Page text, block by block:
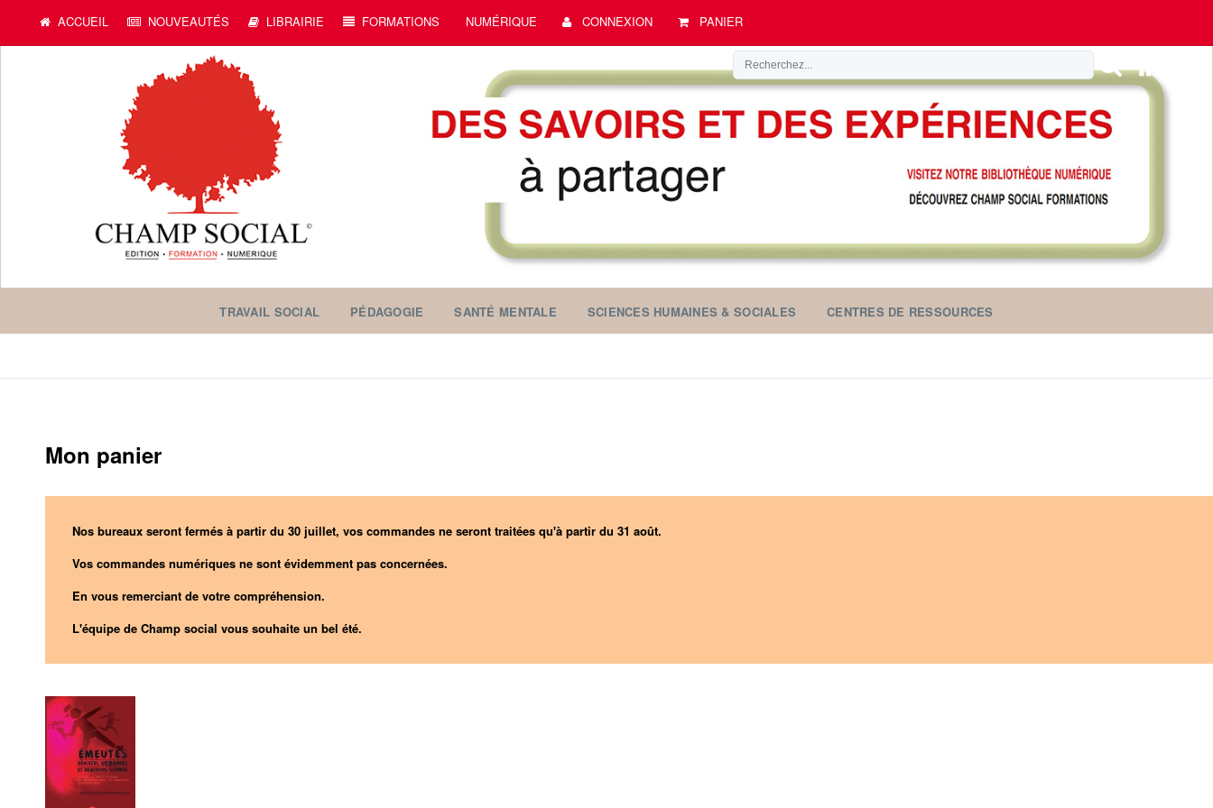
ACCUEIL NOUVEAUTÉS LIBRAIRIE FORMATIONS NUMÉRIQUE CONNEXION PANIER
TRAVAIL SOCIAL PÉDAGOGIE SANTÉ MENTALE SCIENCES HUMAINES & SOCIALES CENTRES DE RESSOURCES
Mon panier
Nos bureaux seront fermés à partir du 30 juillet, vos commandes ne seront traitées qu'à partir du 31 août.
Vos commandes numériques ne sont évidemment pas concernées.
En vous remerciant de votre compréhension.
L'équipe de Champ social vous souhaite un bel été.